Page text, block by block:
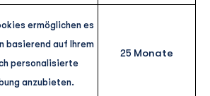
ermöglichen es
basierend auf Ihrem
personalisierte
anzubieten.
25 Monate